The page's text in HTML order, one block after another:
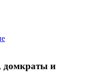
домкраты и